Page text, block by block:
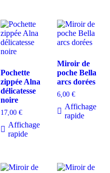
Pochette
zippée Alna
délicatesse
noire
17,00€
Affichage
rapide
Miroir de
poche Bella
arcs dorées
6,00 €
Affichage
rapide